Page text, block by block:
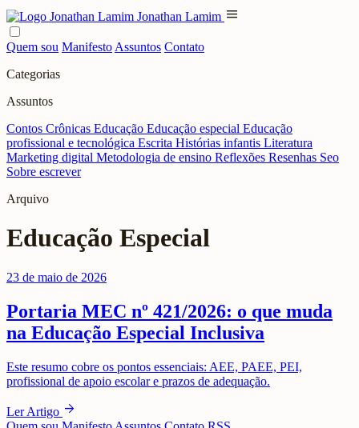
Jonathan Lamim menu
Quem sou Manifesto Assuntos Contato
Categorias
Assuntos
Contos Crônicas Educação Educação especial Educação
profissional e tecnológica Escrita Histórias infantis Literatura
Marketing digital Metodologia de ensino Reflexões Resenhas Seo
Sobre escrever
Arquivo
Educação Especial
23 de maio de 2026
Portaria MEC nº 421/2026: o que muda
na Educação Especial Inclusiva
Este resumo cobre os pontos essenciais: AEE, PAEE, PEI,
profissional de apoio escolar e prazos de adequação.
Ler Artigo arrow_forward